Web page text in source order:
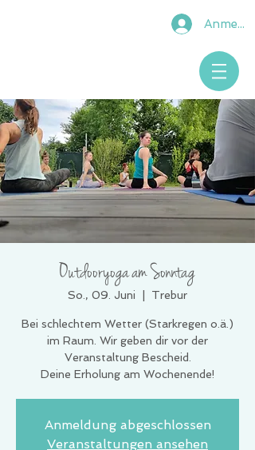
Anmelden
Outdooryoga am Sonntag
So., 09. Juni Trebur
Bei schlechtem Wetter (Starkregen o.ä.)
im Raum. Wir geben dir vor der
Veranstaltung Bescheid.
Deine Erholung am Wochenende!
Anmeldung abgeschlossen
Veranstaltungen ansehen